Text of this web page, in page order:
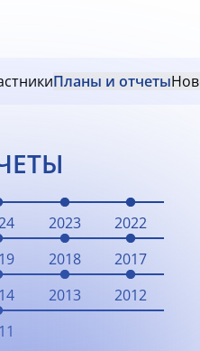
Планы и отчеты
2023
2022
2018
2017
2013
2012